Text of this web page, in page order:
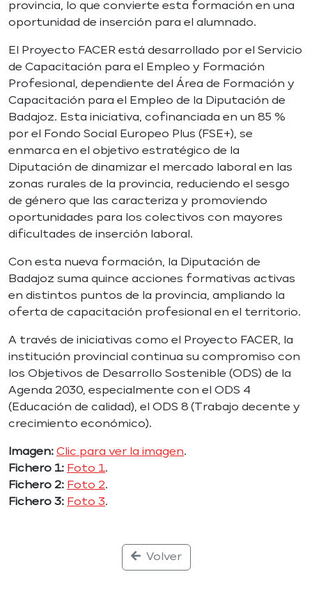
provincia, lo que convierte esta formación en una
oportunidad de inserción para el alumnado.
El Proyecto FACER está desarrollado por el Servicio
de Capacitación para el Empleo y Formación
Profesional, dependiente del Área de Formación y
Capacitación para el Empleo de la Diputación de
Badajoz. Esta iniciativa, cofinanciada en un 85 %
por el Fondo Social Europeo Plus (FSE+), se
enmarca en el objetivo estratégico de la
Diputación de dinamizar el mercado laboral en las
zonas rurales de la provincia, reduciendo el sesgo
de género que las caracteriza y promoviendo
oportunidades para los colectivos con mayores
dificultades de inserción laboral.
Con esta nueva formación, la Diputación de
Badajoz suma quince acciones formativas activas
en distintos puntos de la provincia, ampliando la
oferta de capacitación profesional en el territorio.
A través de iniciativas como el Proyecto FACER, la
institución provincial continua su compromiso con
los Objetivos de Desarrollo Sostenible (ODS) de la
Agenda 2030, especialmente con el ODS 4
(Educación de calidad), el ODS 8 (Trabajo decente y
crecimiento económico).
Imagen: Clic para ver la imagen.
Fichero 1: Foto 1.
Fichero 2: Foto 2.
Fichero 3: Foto 3.
Volver